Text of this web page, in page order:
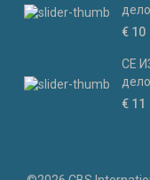
€ 10
СЕ
€ 11